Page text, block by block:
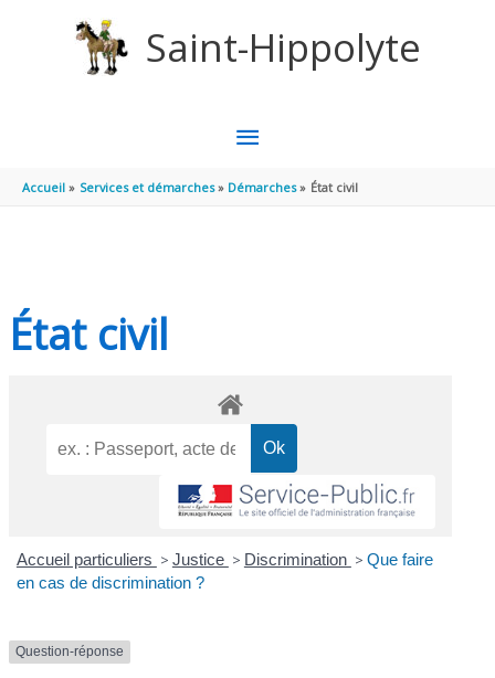
Saint-Hippolyte
MENU
PRINCIPAL
Accueil Services et démarches Démarches État civil
État civil
Accueil particuliers > Justice > Discrimination > Que faire
en cas de discrimination ?
Question-réponse